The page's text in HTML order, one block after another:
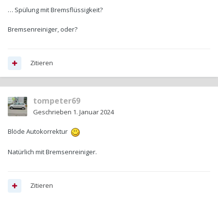
… Spülung mit Bremsflüssigkeit?
Bremsenreiniger, oder?
Zitieren
tompeter69
Geschrieben 1. Januar 2024
Blöde Autokorrektur
Natürlich mit Bremsenreiniger.
Zitieren